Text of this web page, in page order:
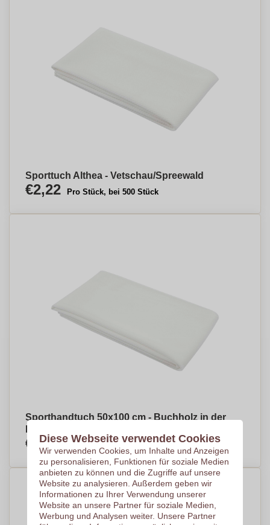
Sporttuch Althea - Vetschau/Spreewald
€2,22 Pro Stück, bei 500 Stück
Sporthandtuch 50x100 cm - Buchholz in der
€3,74 Pro Stück, bei 500 Stück
Diese Webseite verwendet Cookies
Wir verwenden Cookies, um Inhalte und Anzeigen
zu personalisieren, Funktionen für soziale Medien
anbieten zu können und die Zugriffe auf unsere
Website zu analysieren. Außerdem geben wir
Informationen zu Ihrer Verwendung unserer
Website an unsere Partner für soziale Medien,
Werbung und Analysen weiter. Unsere Partner